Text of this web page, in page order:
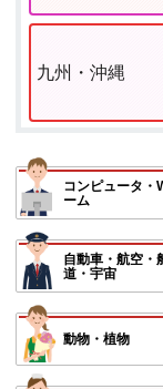
九州・沖縄
コンピュータ・
ーム
自動車・航空・
道・宇宙
動物・植物